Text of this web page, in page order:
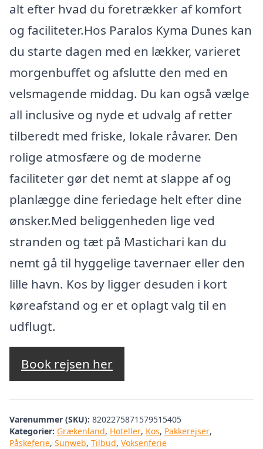
alt efter hvad du foretrækker af komfort
og faciliteter.Hos Paralos Kyma Dunes kan
du starte dagen med en lækker, varieret
morgenbuffet og afslutte den med en
velsmagende middag. Du kan også vælge
all inclusive og nyde et udvalg af retter
tilberedt med friske, lokale råvarer. Den
rolige atmosfære og de moderne
faciliteter gør det nemt at slappe af og
planlægge dine feriedage helt efter dine
ønsker.Med beliggenheden lige ved
stranden og tæt på Mastichari kan du
nemt gå til hyggelige tavernaer eller den
lille havn. Kos by ligger desuden i kort
køreafstand og er et oplagt valg til en
udflugt.
Book rejsen her
Varenummer (SKU): 8202275871579515405
Kategorier: Grækenland, Hoteller, Kos, Pakkerejser,
Påskeferie, Sunweb, Tilbud, Voksenferie